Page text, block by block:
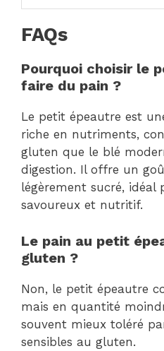
FAQs
Pourquoi choisir le
faire du pain ?
Le petit épeautre est
riche en nutriments,
gluten que le blé
digestion. Il offre un
légèrement sucré, idéal
savoureux et nutritif.
Le pain au petit
gluten ?
Non, le petit épeautre
mais en quantité
souvent mieux toléré
sensibles au gluten.